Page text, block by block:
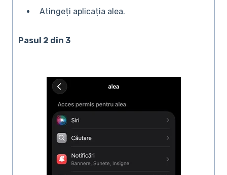
Atingeți aplicația alea.
Pasul 2 din 3